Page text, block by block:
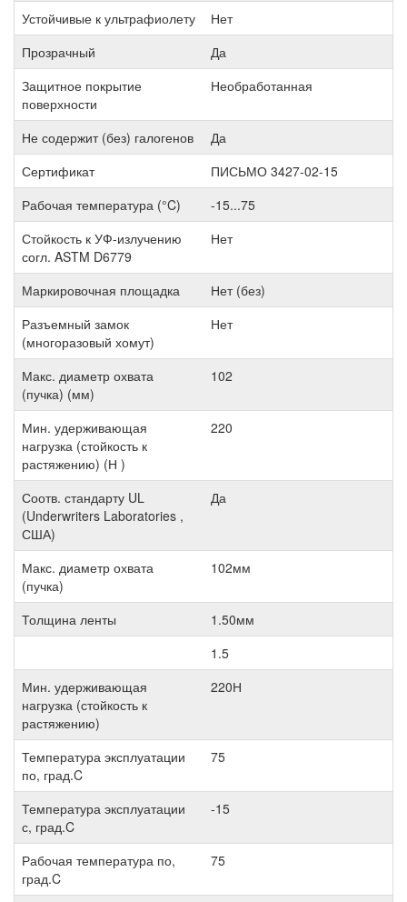
Устойчивые к ультрафиолету
Нет
Прозрачный
Да
Защитное покрытие
поверхности
Необработанная
Не содержит (без) галогенов
Да
Сертификат
ПИСЬМО 3427-02-15
Рабочая температура (°C)
-15...75
Стойкость к УФ-излучению
согл. ASTM D6779
Нет
Маркировочная площадка
Нет (без)
Разъемный замок
(многоразовый хомут)
Нет
Макс. диаметр охвата
(пучка) (мм)
102
Мин. удерживающая
нагрузка (стойкость к
растяжению) (Н )
220
Соотв. стандарту UL
(Underwriters Laboratories ,
США)
Да
Макс. диаметр охвата
(пучка)
102мм
Толщина ленты
1.50мм
1.5
Мин. удерживающая
нагрузка (стойкость к
растяжению)
220Н
Температура эксплуатации
по, град.C
75
Температура эксплуатации
с, град.C
-15
Рабочая температура по,
град.C
75